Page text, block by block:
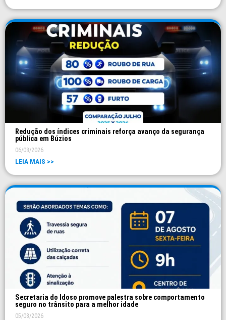
Redução dos índices criminais reforça avanço da segurança
pública em Búzios
06/08/2026
LEIA MAIS >>
Secretaria do Idoso promove palestra sobre comportamento
seguro no trânsito para a melhor idade
05/08/2026